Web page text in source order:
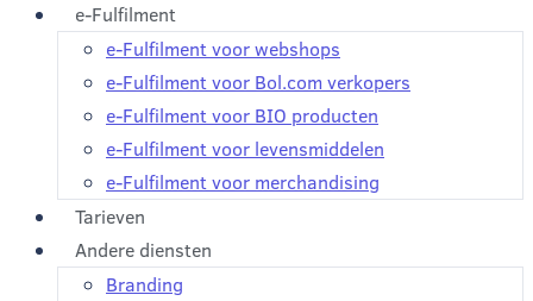
e-Fulfilment
e-Fulfilment voor webshops
e-Fulfilment voor Bol.com verkopers
e-Fulfilment voor BIO producten
e-Fulfilment voor levensmiddelen
e-Fulfilment voor merchandising
Tarieven
Andere diensten
Branding